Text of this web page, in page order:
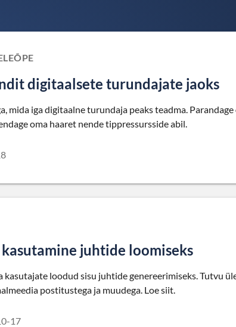
digitaalsete turundajate jaoks
mida iga digitaalne turundaja peaks teadma. Parandage
oma haaret nende tippressursside abil.
juhtide loomiseks
loodud sisu juhtide genereerimiseks. Tutvu
postitustega ja muudega. Loe siit.
17